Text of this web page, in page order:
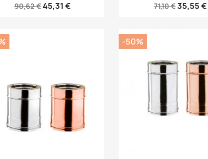
90,62 €45,31 €
71,10 €35,55 €
-50%